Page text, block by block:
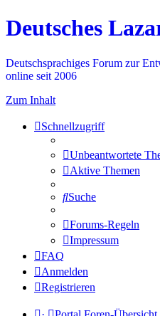
Deutsches
Deutschsprachiges Forum zur
online seit 2006
Zum Inhalt
Schnellzugriff
Unbeantwortete
Aktive Themen
Suche
Forums-Regeln
Impressum
FAQ
Anmelden
Registrieren